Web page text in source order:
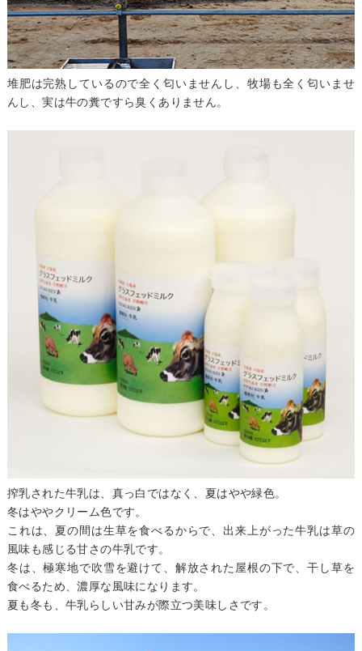
堆肥は完熟しているので全く匂いませんし、牧場も全く匂いませ
んし、実は牛の糞ですら臭くありません。
搾乳された牛乳は、真っ白ではなく、夏はやや緑色。
冬はややクリーム色です。
これは、夏の間は生草を食べるからで、出来上がった牛乳は草の
風味も感じる甘さの牛乳です。
冬は、極寒地で吹雪を避けて、解放された屋根の下で、干し草を
食べるため、濃厚な風味になります。
夏も冬も、牛乳らしい甘みが際立つ美味しさです。